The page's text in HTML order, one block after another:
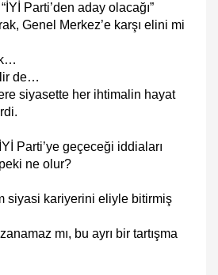
Parti’den aday olacağı”
Genel Merkez’e karşı elini mi
de…
siyasette her ihtimalin hayat
Parti’ye geçeceği iddiaları
ne olur?
siyasi kariyerini eliyle bitirmiş
mı, bu ayrı bir tartışma